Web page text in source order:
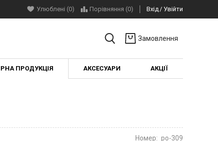
Улюблені (0) Порівняння (0) Вхід Увійти
Замовлення
ПРОДУКЦІЯ АКСЕСУАРИ АКЦІЇ
Номер: po-309